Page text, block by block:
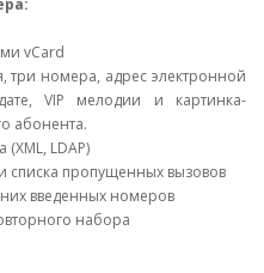
vCard
три номера, адрес электронной
VIP мелодии и картинка-
абонента.
LDAP)
пропущенных вызовов
введенных номеров
набора